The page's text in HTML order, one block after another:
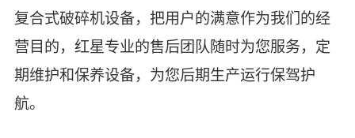
复合式破碎机设备，把用户的满意作为我们的经
营目的，红星专业的售后团队随时为您服务，定
期维护和保养设备，为您后期生产运行保驾护
航。